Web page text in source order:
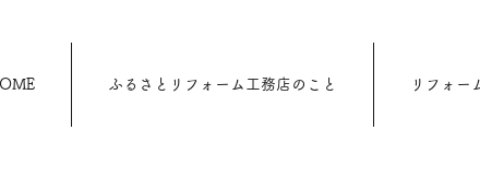
ふるさとリフォーム工務店のこと リフォー